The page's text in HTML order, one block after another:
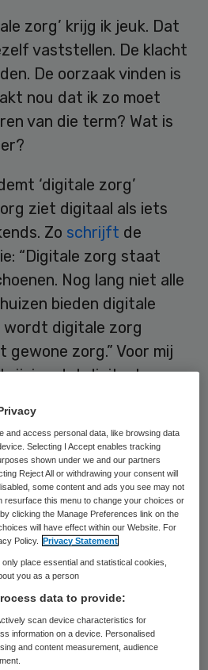
zorg’ krijg ik jeuk. Dat
vaststellen. De klacht
De oorzaak vinden is
nou dat ik zo moet
van die term? Wat is
‘digitale zorg’
ziet digitaal als iets
Zo schrijft de
“Digitale zorg staat
Nog lang niet alle
bieden digitale
wordt digitale zorg
gewone zorg.” Voor mij
dat digitaal
de norm. Bij de bank
bijbetalen om nog
te ontvangen. Een
chatten of skypen,
behoefte. Ik wil
hem toe reizen onder
wil hij zelf ook wel eens
manieren om contact
and access personal data, like browsing data
Selecting I Accept enables tracking
shown under we and our partners
Reject All or withdrawing your consent will
some content and ads you see may not
resurface this menu to change your choices or
clicking the Manage Preferences link on the
will have effect within our Website. For
Policy.
Privacy Statement
place essential and statistical cookies,
you as a person
data to provide:
scan device characteristics for
information on a device. Personalised
and content measurement, audience